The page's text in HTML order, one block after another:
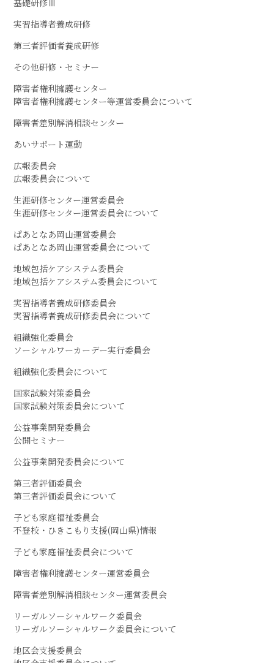
実習指導者養成研修
第三者評価者養成研修
その他研修・セミナー
障害者権利擁護センター
障害者権利擁護センター等運営委員会について
障害者差別解消相談センター
あいサポート運動
広報委員会
広報委員会について
生涯研修センター運営委員会
生涯研修センター運営委員会について
ぱあとなあ岡山運営委員会
ぱあとなあ岡山運営委員会について
地域包括ケアシステム委員会
地域包括ケアシステム委員会について
実習指導者養成研修委員会
実習指導者養成研修委員会について
組織強化委員会
ソーシャルワーカーデー実行委員会
組織強化委員会について
国家試験対策委員会
国家試験対策委員会について
公益事業開発委員会
公開セミナー
公益事業開発委員会について
第三者評価委員会
第三者評価委員会について
子ども家庭福祉委員会
不登校・ひきこもり支援(岡山県)情報
子ども家庭福祉委員会について
障害者権利擁護センター運営委員会
障害者差別解消相談センター運営委員会
リーガルソーシャルワーク委員会
リーガルソーシャルワーク委員会について
地区会支援委員会